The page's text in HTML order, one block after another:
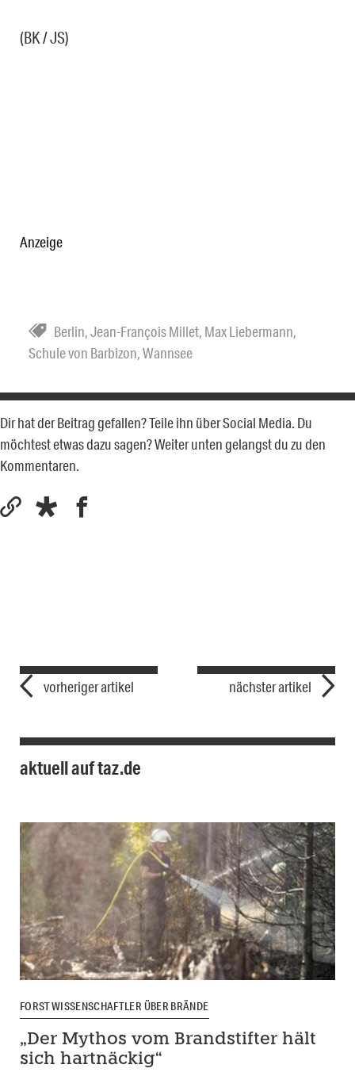
(BK / JS)
Anzeige
Berlin,Jean-François Millet, Max Liebermann,
Schule von Barbizon,Wannsee
Dir hat der Beitrag gefallen? Teile ihn über Social Media. Du
möchtest etwas dazu sagen? Weiter unten gelangst du zu den
Kommentaren.
vorheriger artikel nächster artikel
aktuell auf taz.de
FORSTWISSENSCHAFTLER ÜBER BRÄNDE
„Der Mythos vom Brandstifter hält
sich hartnäckig“